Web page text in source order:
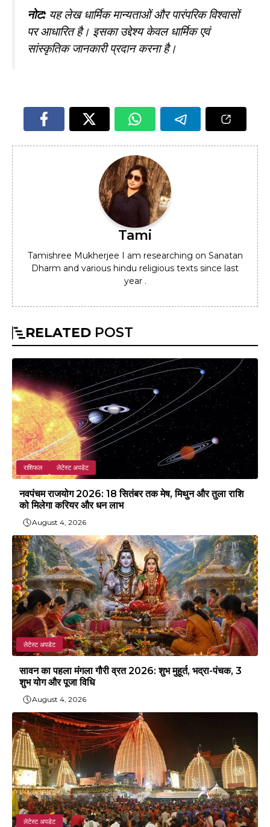
नोट: यह लेख धार्मिक मान्यताओं और पारंपरिक विश्वासों
पर आधारित है। इसका उद्देश्य केवल धार्मिक एवं
सांस्कृतिक जानकारी प्रदान करना है।
Tami
Tamishree Mukherjee I am researching on Sanatan
Dharm and various hindu religious texts since last
year .
RELATED POST
राशिफल लेटेस्ट अपडेट
नवपंचम राजयोग 2026: 18 सितंबर तक मेष, मिथुन और तुला राशि
को मिलेगा करियर और धन लाभ
August 4, 2026
लेटेस्ट अपडेट
सावन का पहला मंगला गौरी व्रत 2026: शुभ मुहूर्त, भद्रा-पंचक, 3
शुभ योग और पूजा विधि
August 4, 2026
लेटेस्ट अपडेट